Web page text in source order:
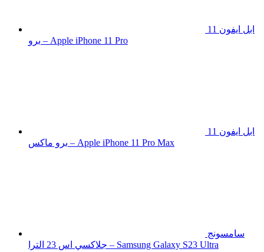
ابل ايفون 11
برو – Apple iPhone 11 Pro
ابل ايفون 11
برو ماكس – Apple iPhone 11 Pro Max
سامسونج
جلاكسي اس 23 الترا – Samsung Galaxy S23 Ultra